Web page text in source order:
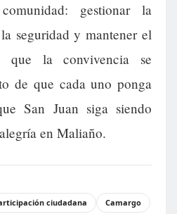
gestionar la
seguridad y mantener el
que la convivencia se
de que cada uno ponga
San Juan siga siendo
en Maliaño.
ciudadana Camargo